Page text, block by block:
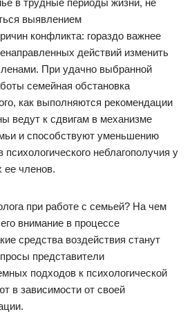
в трудные периоды жизни, не
выявлением
конфликта: гораздо важнее
действий изменить
При удачно выбранной
семейная обстановка
как выполняются рекомендации
ведут к сдвигам в механизме
и способствуют уменьшению
неблагополучия у
ее членов.
при работе с семьей? На чем
внимание в процессе
средства воздействия станут
представители
подходов к психологической
в зависимости от своей